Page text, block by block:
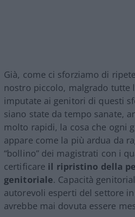
Già, come ci sforziamo di
nostro piccolo, malgrado tutte
imputate ai genitori di questi
siano state da tempo sanate,
molto rapidi, la cosa che ogni
appare come la più ardua da
“bollino” dei magistrati con i
certificare il ripristino della
genitoriale. Capacità
autorevoli esperti del settore
avrebbe mai dovuta essere